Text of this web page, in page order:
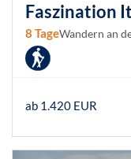
Faszination
8 TageWandern an
ab 1.420 EUR